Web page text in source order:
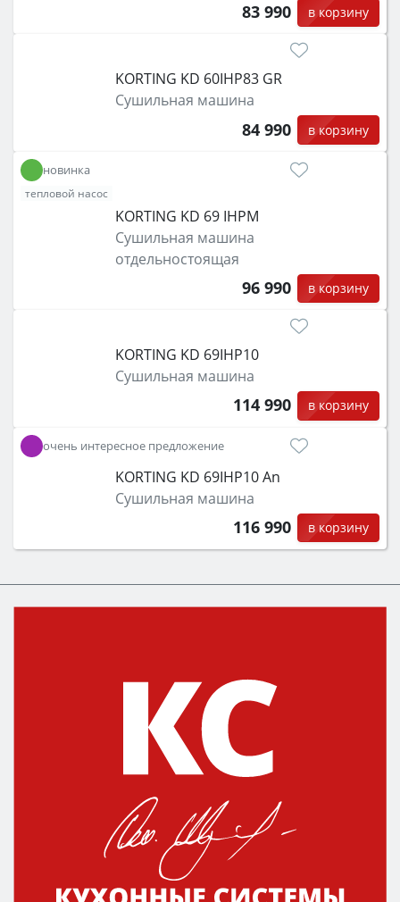
83 990 в корзину
KORTING KD 60IHP83 GR
Сушильная машина
84 990 в корзину
новинка
тепловой насос
KORTING KD 69 IHPM
Сушильная машина
отдельностоящая
96 990 в корзину
KORTING KD 69IHP10
Сушильная машина
114 990 в корзину
очень интересное предложение
KORTING KD 69IHP10 An
Сушильная машина
116 990 в корзину